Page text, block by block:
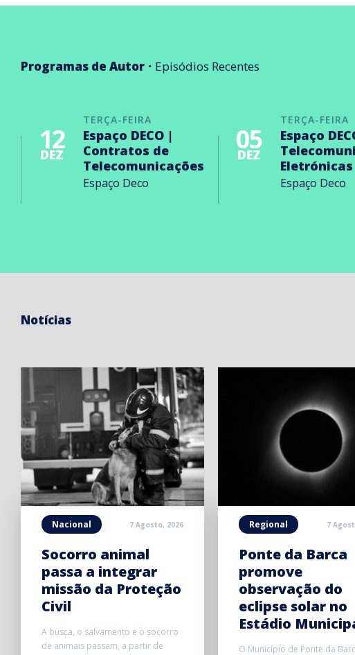
Programas de Autor Episódios Recentes
TERÇA-FEIRA
12
DEZ
Espaço DECO |
Contratos de
Telecomunicações
Espaço Deco
TERÇA-FEIRA
05
DEZ
Espaço
Eletrónicas
Espaço Deco
Notícias
Nacional 7 Agosto, 2026
Socorro animal
passa a integrar
missão da Proteção
Civil
A busca, o salvamento e o socorro
de animais passam, a partir de
Regional 7
Ponte da Barca
promove
observação do
eclipse solar no
Estádio
O Município de Ponte da